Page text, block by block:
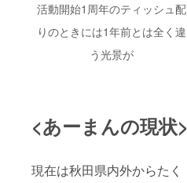
活動開始1周年のティッシュ配
りのときには1年前とは全く違
う光景が
<あーまんの現状>
現在は秋田県内外からたく